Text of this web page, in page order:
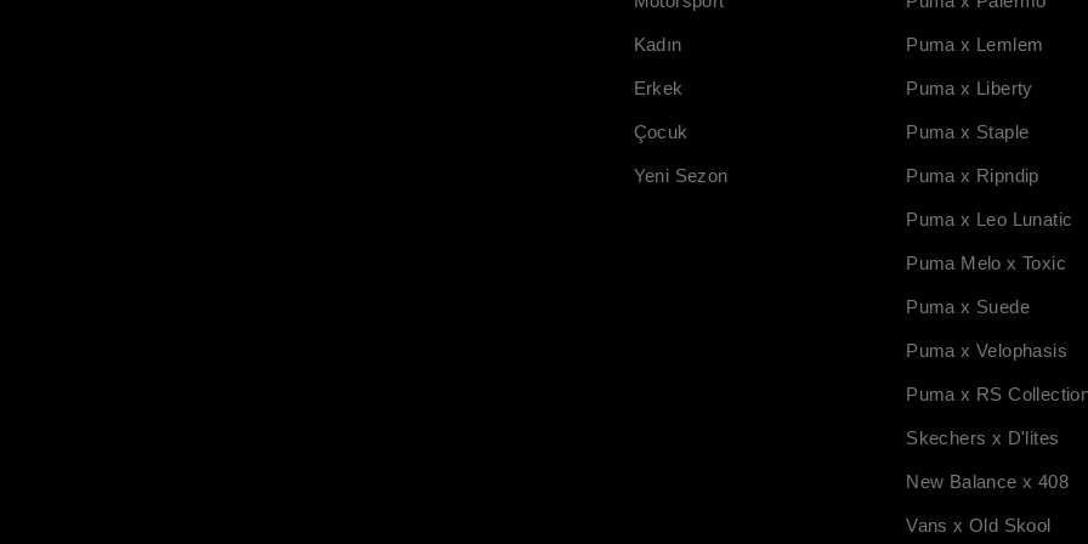
Kadın
Erkek
Çocuk
Yeni Sezon
Puma x Lemlem
Puma x Liberty
Puma x Staple
Puma x Ripndip
Puma x Leo Lunatic
Puma Melo x Toxic
Puma x Suede
Puma x Velophasis
Puma x RS
Skechers x D'lites
New Balance x 408
Vans x Old Skool